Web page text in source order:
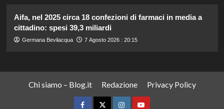
Aifa, nel 2025 circa 18 confezioni di farmaci in media a
cittadino: spesi 39,3 miliardi
Germana Bevilacqua 7 Agosto 2026 : 20:15
Chi siamo – Blog.it Redazione Privacy Policy